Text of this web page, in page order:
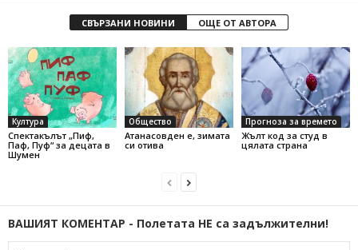
СВЪРЗАНИ НОВИНИ ОЩЕ ОТ АВТОРА
Култура
Спектакълът „Пиф,
Паф, Пуф“ за децата в
Шумен
Общество
Атанасовден е, зимата
си отива
Прогноза за времето
Жълт код за студ в
цялата страна
ВАШИЯТ КОМЕНТАР - Полетата НЕ са задължителни!